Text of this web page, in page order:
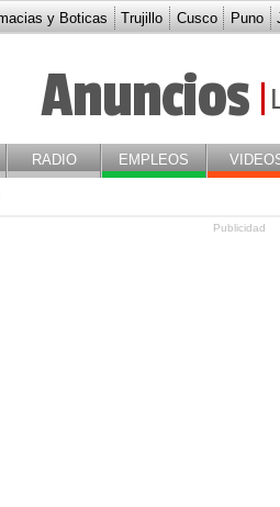
y Boticas Trujillo Cusco Puno
y
Anuncios
RADIO EMPLEOS
Publicidad